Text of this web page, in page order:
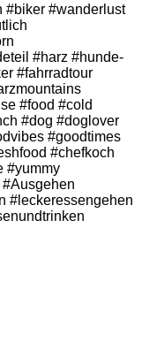
#biker #wanderlust
#harz #hunde-
#fahrradtour
#food #cold
#dog #doglover
#goodtimes
#chefkoch
#yummy
#leckeressengehen